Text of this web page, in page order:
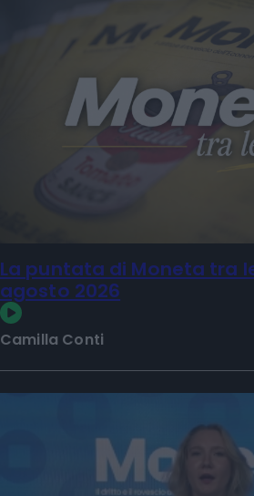
La puntata di Moneta tra
agosto 2026
Camilla Conti